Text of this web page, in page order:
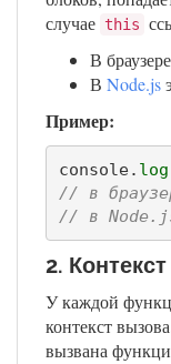
случае this
В
В Node.js
Пример:
console. log
// в
// в
2.
У каждой
контекст
вызвана